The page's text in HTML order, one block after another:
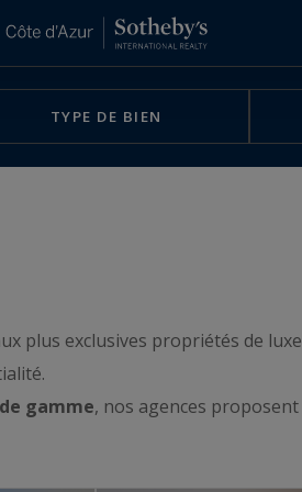
TYPE DE BIEN
plus exclusives propriétés de luxe
gamme, nos agences proposent